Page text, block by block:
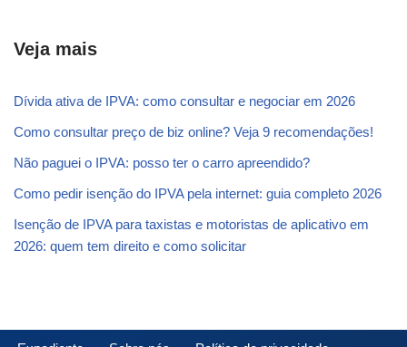
Veja mais
Dívida ativa de IPVA: como consultar e negociar em 2026
Como consultar preço de biz online? Veja 9 recomendações!
Não paguei o IPVA: posso ter o carro apreendido?
Como pedir isenção do IPVA pela internet: guia completo 2026
Isenção de IPVA para taxistas e motoristas de aplicativo em
2026: quem tem direito e como solicitar